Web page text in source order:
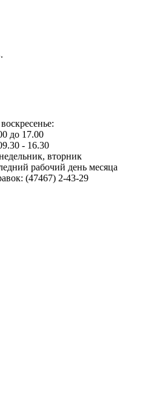
до 17.00
- 16.30
вторник
рабочий день месяца
(47467) 2-43-29